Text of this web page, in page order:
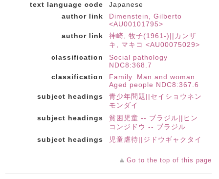
text language code
Japanese
author link
Dimenstein, Gilberto
<AU00101795>
author link
神崎, 牧子(1961-)||カンザ
キ, マキコ <AU00075029>
classification
Social pathology
NDC8:368.7
classification
Family. Man and woman.
Aged people NDC8:367.6
subject headings
青少年問題||セイショウネン
モンダイ
subject headings
貧困児童 -- ブラジル||ヒン
コンジドウ -- ブラジル
subject headings
児童虐待||ジドウギャクタイ
Go to the top of this page